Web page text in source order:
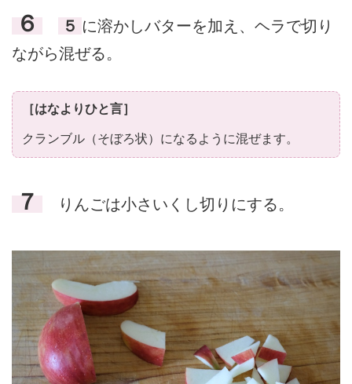
６ ５ に溶かしバターを加え、ヘラで切り
ながら混ぜる。
［はなよりひと言］
クランブル（そぼろ状）になるように混ぜます。
７ りんごは小さいくし切りにする。